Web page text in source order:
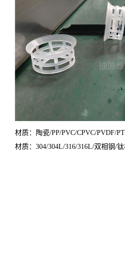
材质：陶瓷/PP/PVC/CPVC/PVDF/
材质： 304/304L/316/316L/双相钢/钛